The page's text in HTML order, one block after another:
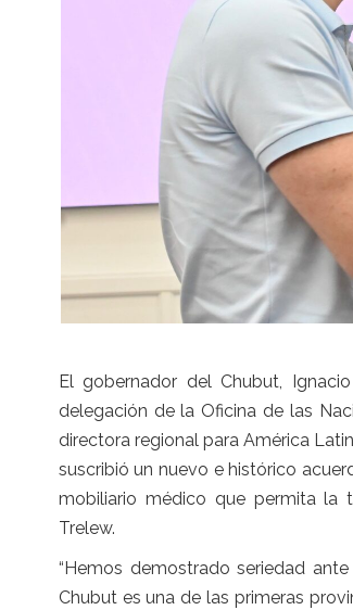
El gobernador del Chubut,
delegación de la Oficina de las
directora regional para América
suscribió un nuevo e histórico
mobiliario médico que permita la
Trelew.
“Hemos demostrado seriedad
Chubut es una de las primeras